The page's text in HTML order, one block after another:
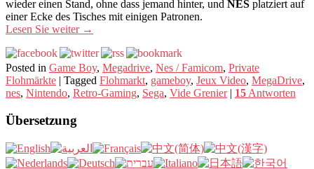
wieder einen Stand, ohne dass jemand hinter, und NES platziert auf
einer Ecke des Tisches mit einigen Patronen.
Lesen Sie weiter →
Posted in Game Boy, Megadrive, Nes / Famicom, Private
Flohmärkte | Tagged Flohmarkt, gameboy, Jeux Video, MegaDrive,
nes, Nintendo, Retro-Gaming, Sega, Vide Grenier | 15 Antworten
Übersetzung